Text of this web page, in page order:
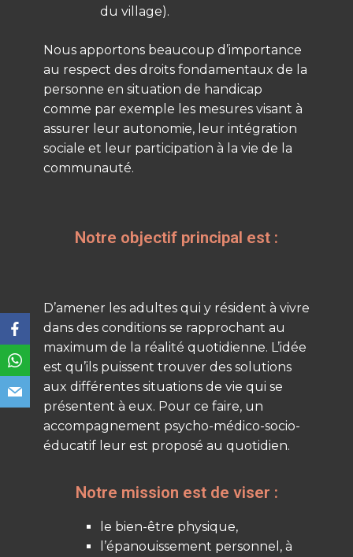
du village).
Nous apportons beaucoup d’importance
au respect des droits fondamentaux de la
personne en situation de handicap
comme par exemple les mesures visant à
assurer leur autonomie, leur intégration
sociale et leur participation à la vie de la
communauté.
Notre objectif principal est :
D’amener les adultes qui y résident à vivre
dans des conditions se rapprochant au
maximum de la réalité quotidienne. L’idée
est qu’ils puissent trouver des solutions
aux différentes situations de vie qui se
présentent à eux. Pour ce faire, un
accompagnement psycho-médico-socio-
éducatif leur est proposé au quotidien.
Notre mission est de viser :
le bien-être physique,
l’épanouissement personnel, à